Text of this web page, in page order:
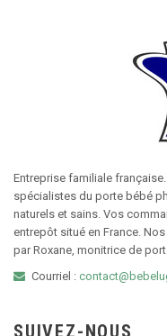
Entreprise familiale
spécialistes du porte bébé
naturels et sains. Vos
entrepôt situé en France.
par Roxane, monitrice de
Courriel :
SUIVEZ-NOUS